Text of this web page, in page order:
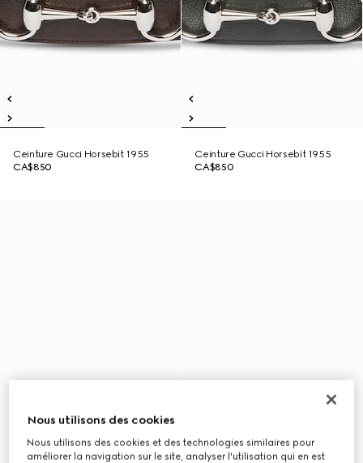
Ceinture Gucci Horsebit 1955
CA$850
Ceinture Gucci Horsebit 1955
CA$850
Nous utilisons des cookies
Nous utilisons des cookies et des technologies similaires pour
améliorer la navigation sur le site, analyser l'utilisation qui en est